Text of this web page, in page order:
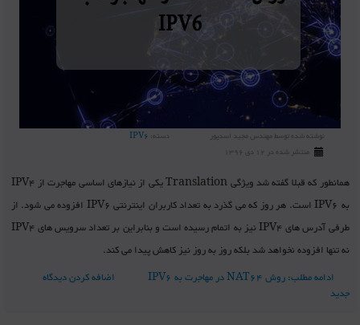
نوشته شده توسطمهندس مجید اسدپور دسته: IPV6
منتشر شده در 12 دی 1396
همانطور که قبلا گفته شد ویژگی Translation یکی از نیازهای اساسی مهاجرت از IPV4
به IPV6 است. هر روز که می گذرد به تعداد کاربران اینترنتی IPV6 افزوده می شود. از
طرفی آدرس های IPV4 نیز به اتمام رسیده است و بنابراین بر تعداد سرویس های IPV4
نه تنها افزوده نخواهد شد بلکه روز به روز نیز کاهش پیدا می کند.
ادامه مطلب: روش NAT64 در مهاجرت به IPV6
اضافه کردن دیدگاه
جدید